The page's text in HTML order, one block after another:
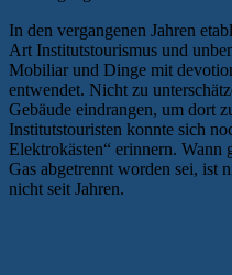
In den vergangenen Jahren
Art Institutstourismus und
Mobiliar und Dinge mit
entwendet. Nicht zu
Gebäude eindrangen, um dort
Institutstouristen konnte sich
Elektrokästen“ erinnern. Wann
Gas abgetrennt worden sei, ist
nicht seit Jahren.